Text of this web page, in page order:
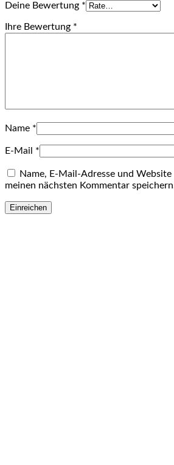
Deine Bewertung *
Ihre Bewertung *
Name *
E-Mail *
Name, E-Mail-Adresse und
meinen nächsten Kommentar